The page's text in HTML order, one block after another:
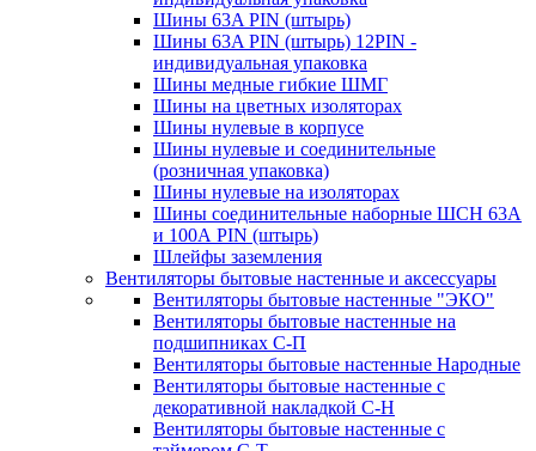
Шины 63A PIN (штырь)
Шины 63A PIN (штырь) 12PIN -
индивидуальная упаковка
Шины медные гибкие ШМГ
Шины на цветных изоляторах
Шины нулевые в корпусе
Шины нулевые и соединительные
(розничная упаковка)
Шины нулевые на изоляторах
Шины соединительные наборные ШСН 63A
и 100А PIN (штырь)
Шлейфы заземления
Вентиляторы бытовые настенные и аксессуары
Вентиляторы бытовые настенные "ЭКО"
Вентиляторы бытовые настенные на
подшипниках С-П
Вентиляторы бытовые настенные Народные
Вентиляторы бытовые настенные с
декоративной накладкой С-Н
Вентиляторы бытовые настенные с